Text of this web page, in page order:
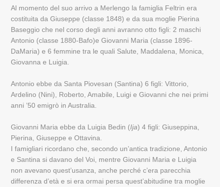
Al momento del suo arrivo a Merlengo la famiglia Feltrin era
costituita da Giuseppe (classe 1848) e da sua moglie Pierina
Baseggio che nel corso degli anni avranno otto figli: 2 maschi
Antonio (classe 1880-Bafo)e Giovanni Maria (classe 1896-
DaMaria) e 6 femmine tra le quali Salute, Maddalena, Monica,
Giovanna e Luigia.
Antonio ebbe da Santa Piovesan (Santina) 6 figli: Vittorio,
Ardelino (Nini), Roberto, Amabile, Luigi e Giovanni che nei primi
anni ’50 emigrò in Australia.
Giovanni Maria ebbe da Luigia Bedin (Ija) 4 figli: Giuseppina,
Pierina, Giuseppe e Ottavina.
I famigliari ricordano che, secondo un’antica tradizione, Antonio
e Santina si davano del Voi, mentre Giovanni Maria e Luigia
non avevano quest’usanza, anche perché c’era parecchia
differenza d’età e si era ormai persa quest’abitudine tra moglie